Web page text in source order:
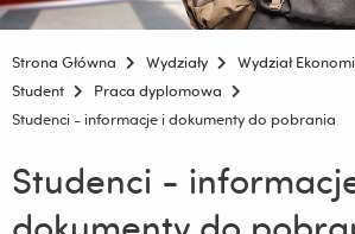
Strona Główna Wydziały
Wydział
Student
Praca dyplomowa
Studenci - informacje i dokumenty do pobrania
Studenci -